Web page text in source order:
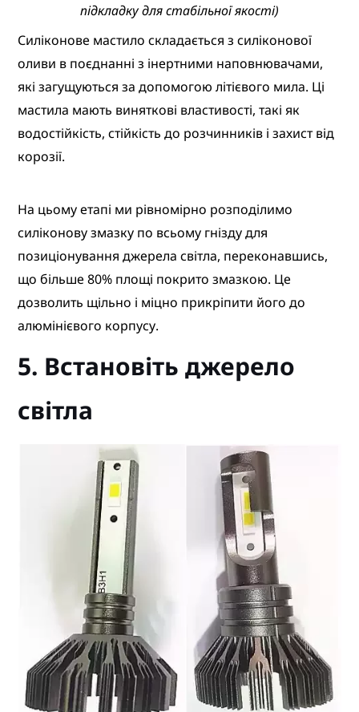
підкладку для стабільної якості)
Силіконове мастило складається з силіконової
оливи в поєднанні з інертними наповнювачами,
які загущуються за допомогою літієвого мила. Ці
мастила мають виняткові властивості, такі як
водостійкість, стійкість до розчинників і захист від
корозії.
На цьому етапі ми рівномірно розподілимо
силіконову змазку по всьому гнізду для
позиціонування джерела світла, переконавшись,
що більше 80% площі покрито змазкою. Це
дозволить щільно і міцно прикріпити його до
алюмінієвого корпусу.
5. Встановіть джерело
світла